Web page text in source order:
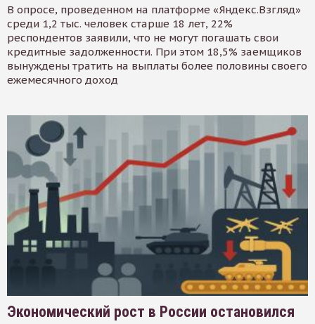
В опросе, проведенном на платформе «Яндекс.Взгляд»
среди 1,2 тыс. человек старше 18 лет, 22%
респондентов заявили, что не могут погашать свои
кредитные задолженности. При этом 18,5% заемщиков
вынуждены тратить на выплаты более половины своего
ежемесячного доход
Экономический рост в России остановился